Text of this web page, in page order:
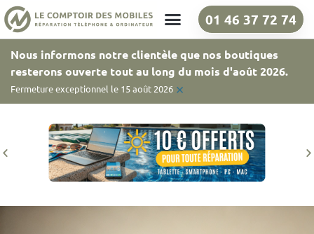
01 46 37 72 74
Nous informons notre clientèle que nos boutiques
resterons ouverte tout au long du mois d'août 2026.
Fermeture exceptionnel le 15 août 2026 ×